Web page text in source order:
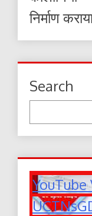
निर्माण
Search